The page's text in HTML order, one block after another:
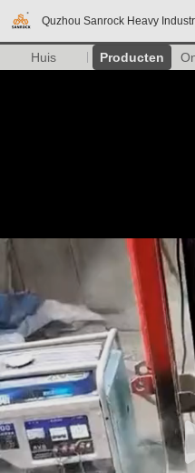
Quzhou Sanrock Heavy
Huis Producten